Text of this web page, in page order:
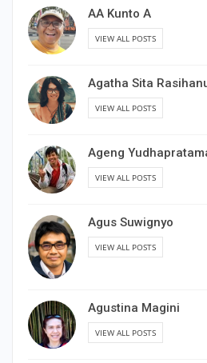
AA Kunto A
VIEW ALL POSTS
Agatha Sita
VIEW ALL POSTS
Ageng
VIEW ALL POSTS
Agus Suwignyo
VIEW ALL POSTS
Agustina Magini
VIEW ALL POSTS